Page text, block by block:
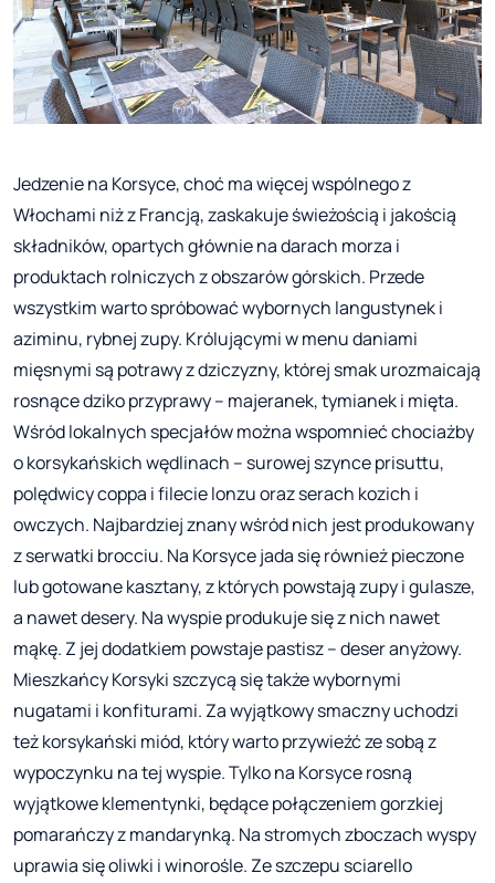
Jedzenie na Korsyce, choć ma więcej wspólnego z
Włochami niż z Francją, zaskakuje świeżością i jakością
składników, opartych głównie na darach morza i
produktach rolniczych z obszarów górskich. Przede
wszystkim warto spróbować wybornych langustynek i
aziminu, rybnej zupy. Królującymi w menu daniami
mięsnymi są potrawy z dziczyzny, której smak urozmaicają
rosnące dziko przyprawy – majeranek, tymianek i mięta.
Wśród lokalnych specjałów można wspomnieć chociażby
o korsykańskich wędlinach – surowej szynce prisuttu,
polędwicy coppa i filecie lonzu oraz serach kozich i
owczych. Najbardziej znany wśród nich jest produkowany
z serwatki brocciu. Na Korsyce jada się również pieczone
lub gotowane kasztany, z których powstają zupy i gulasze,
a nawet desery. Na wyspie produkuje się z nich nawet
mąkę. Z jej dodatkiem powstaje pastisz – deser anyżowy.
Mieszkańcy Korsyki szczycą się także wybornymi
nugatami i konfiturami. Za wyjątkowy smaczny uchodzi
też korsykański miód, który warto przywieźć ze sobą z
wypoczynku na tej wyspie. Tylko na Korsyce rosną
wyjątkowe klementynki, będące połączeniem gorzkiej
pomarańczy z mandarynką. Na stromych zboczach wyspy
uprawia się oliwki i winorośle. Ze szczepu sciarello